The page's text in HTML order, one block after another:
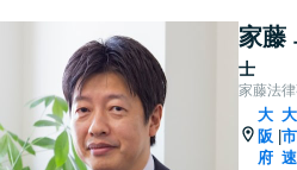
家藤
士
家藤法
大
阪
府
|